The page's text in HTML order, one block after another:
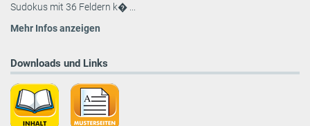
Sudokus mit 36 Feldern k� ...
Mehr Infos anzeigen
Downloads und Links